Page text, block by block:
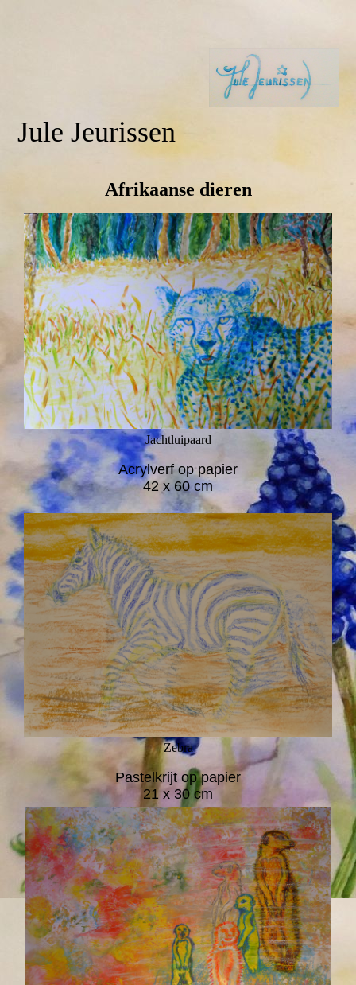
Jule Jeurissen
Afrikaanse dieren
Jachtluipaard
Acrylverf op papier
42 x 60 cm
Zebra
Pastelkrijt op papier
21 x 30 cm